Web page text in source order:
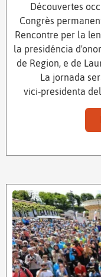
Découvertes
Congrès
Rencontre per la
la presidéncia
de Region, e de
La jornada
vici‑presidenta